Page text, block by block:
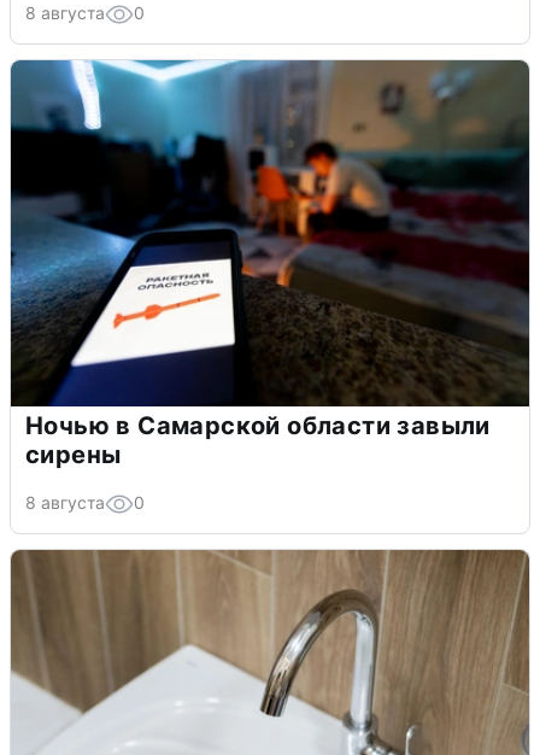
8 августа 0
Ночью в Самарской области завыли
сирены
8 августа 0